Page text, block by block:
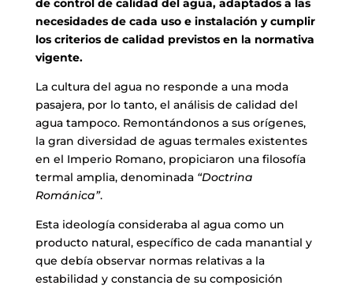
de control de calidad del agua, adaptados a las
necesidades de cada uso e instalación y cumplir
los criterios de calidad previstos en la normativa
vigente.
La cultura del agua no responde a una moda
pasajera, por lo tanto, el análisis de calidad del
agua tampoco. Remontándonos a sus orígenes,
la gran diversidad de aguas termales existentes
en el Imperio Romano, propiciaron una filosofía
termal amplia, denominada “Doctrina
Románica”.
Esta ideología consideraba al agua como un
producto natural, específico de cada manantial y
que debía observar normas relativas a la
estabilidad y constancia de su composición